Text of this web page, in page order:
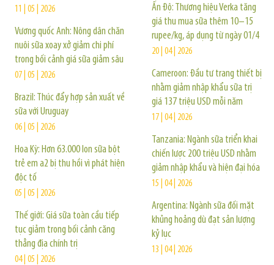
11 | 05 | 2026
Vương quốc Anh: Nông dân chăn
nuôi sữa xoay xở giảm chi phí
trong bối cảnh giá sữa giảm sâu
07 | 05 | 2026
Brazil: Thúc đẩy hợp sản xuất về
sữa với Uruguay
06 | 05 | 2026
Hoa Kỳ: Hơn 63.000 lon sữa bột
trẻ em a2 bị thu hồi vì phát hiện
độc tố
05 | 05 | 2026
Thế giới: Giá sữa toàn cầu tiếp
tục giảm trong bối cảnh căng
thẳng địa chính trị
04 | 05 | 2026
Ấn Độ: Thương hiệu Verka tăng
giá thu mua sữa thêm 10–15
rupee/kg, áp dụng từ ngày 01/4
20 | 04 | 2026
Cameroon: Đầu tư trang thiết bị
nhằm giảm nhập khẩu sữa trị
giá 137 triệu USD mỗi năm
17 | 04 | 2026
Tanzania: Ngành sữa triển khai
chiến lược 200 triệu USD nhằm
giảm nhập khẩu và hiện đại hóa
15 | 04 | 2026
Argentina: Ngành sữa đối mặt
khủng hoảng dù đạt sản lượng
kỷ lục
13 | 04 | 2026